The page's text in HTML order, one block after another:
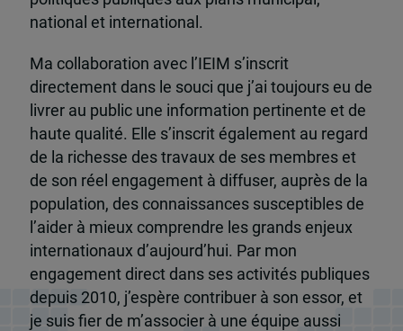
national et international.
Ma collaboration avec l’IEIM s’inscrit
directement dans le souci que j’ai toujours eu de
livrer au public une information pertinente et de
haute qualité. Elle s’inscrit également au regard
de la richesse des travaux de ses membres et
de son réel engagement à diffuser, auprès de la
population, des connaissances susceptibles de
l’aider à mieux comprendre les grands enjeux
internationaux d’aujourd’hui. Par mon
engagement direct dans ses activités publiques
depuis 2010, j’espère contribuer à son essor, et
je suis fier de m’associer à une équipe aussi